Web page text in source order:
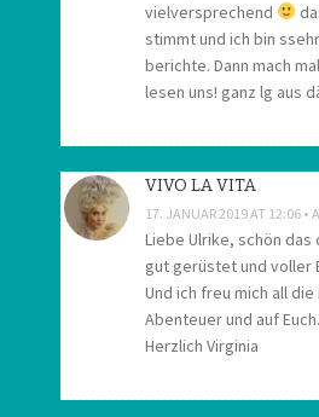
vielversprechend
stimmt und ich bin
berichte. Dann mach
lesen uns! ganz lg aus
VIVO LA VITA
17. JANUAR 2019 AT 12:06
Liebe Ulrike, schön das
gut gerüstet und voller
Und ich freu mich all
Abenteuer und auf Euch.
Herzlich Virginia